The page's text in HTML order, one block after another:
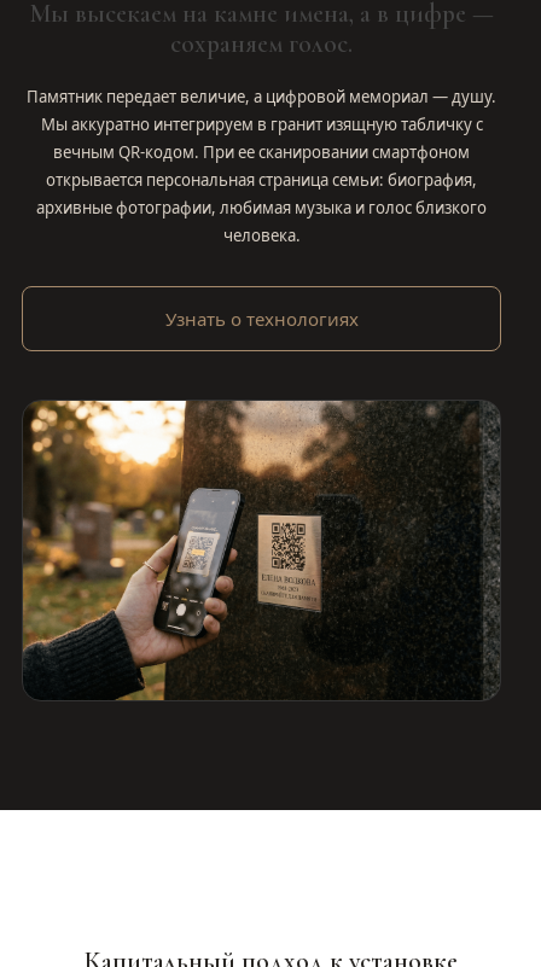
Мы высекаем на камне имена, а в цифре —
сохраняем голос.
Памятник передает величие, а цифровой мемориал — душу.
Мы аккуратно интегрируем в гранит изящную табличку с
вечным QR-кодом. При ее сканировании смартфоном
открывается персональная страница семьи: биография,
архивные фотографии, любимая музыка и голос близкого
человека.
Узнать о технологиях